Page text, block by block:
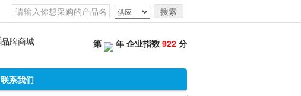
搜索
第 年 企业指数 922 分
联系我们